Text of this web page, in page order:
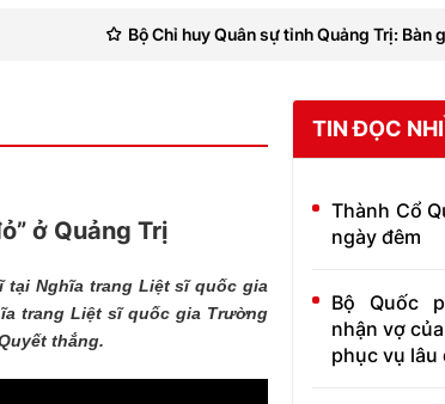
Bộ Chỉ huy Quân sự tỉnh Quảng Trị: Bàn
ở Quảng Trị
tại Nghĩa trang Liệt sĩ quốc gia
trang Liệt sĩ quốc gia Trường
thắng.
TIN ĐỌC
Thành Cổ
ngày đêm
Bộ Quốc
nhận vợ
phục vụ lâu